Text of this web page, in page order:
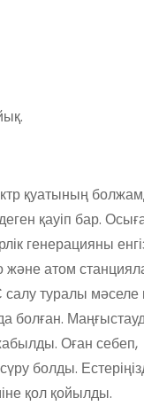
қуатының
қауіп бар.
генерацияны
атом
туралы мәселе
болған.
Оған себеп,
болды.
қол қойылды.